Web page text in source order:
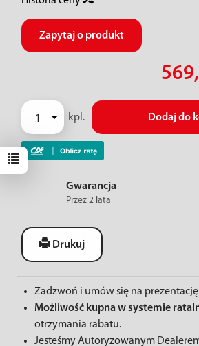
Zapytaj o produkt
kpl. Dodaj do
Gwarancja
Przez 2 lata
Drukuj
Zadzwoń i umów się na
Możliwość kupna w systemie
otrzymania rabatu.
Jesteśmy Autoryzowanym